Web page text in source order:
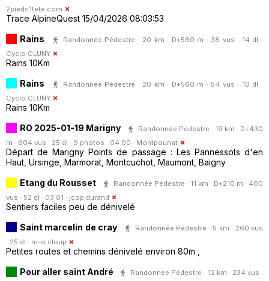
2pieds1tete.com
Trace AlpineQuest 15/04/2026 08:03:53
Rains
Randonnée Pédestre · 20 km · D+560 m · 38 vus · 14 dl ·
Cyclo CLUNY
Rains 10Km
Rains
Randonnée Pédestre · 20 km · D+560 m · 54 vus · 10 dl ·
Cyclo CLUNY
Rains 10Km
RO 2025-01-19 Marigny
Randonnée Pédestre · 19 km · D+430
m · 604 vus · 25 dl · 9 photos · 04:00 · Montpounat
Départ de Marigny Points de passage : Les Pannessots d'en
Haut, Ursinge, Marmorat, Montcuchot, Maumont, Baigny
Etang du Rousset
Randonnée Pédestre · 11 km · D+210 m · 400
vus · 52 dl · 03:01 · jcop.durand
Sentiers faciles peu de dénivelé
Saint marcelin de cray
Randonnée Pédestre · 5 km · 260 vus
· 25 dl · m-o.cloup
Petites routes et chemins dénivelé environ 80m ,
Pour aller saint André
Randonnée Pédestre · 12 km · 234 vus ·